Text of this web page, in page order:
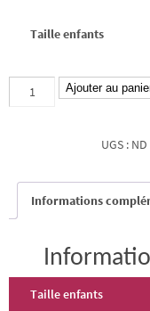
Taille enfants
quantité
de
Ajouter au
UGS : ND
Informations
Taille enfants